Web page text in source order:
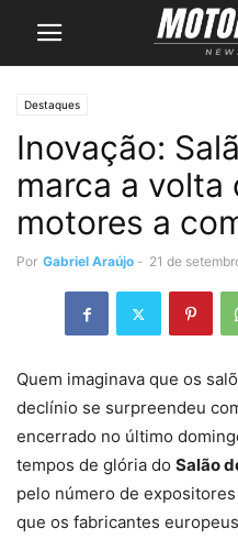
Destaques
Inovação:
marca a volta
motores a
Por Gabriel Araújo - 21 de
Quem imaginava que os
declínio se surpreendeu
encerrado no último
tempos de glória do Salão
pelo número de
que os fabricantes